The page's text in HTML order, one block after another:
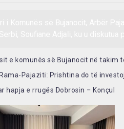
e komunës së Bujanocit në takim
Pajaziti: Prishtina do të
hapja e rrugës Dobrosin – Konçul